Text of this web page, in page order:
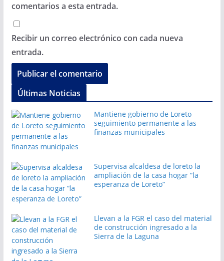
comentarios a esta entrada.
Recibir un correo electrónico con cada nueva
entrada.
Últimas Noticias
Mantiene gobierno de Loreto
seguimiento permanente a las
finanzas municipales
Supervisa alcaldesa de loreto la
ampliación de la casa hogar “la
esperanza de Loreto”
Llevan a la FGR el caso del material
de construcción ingresado a la
Sierra de la Laguna